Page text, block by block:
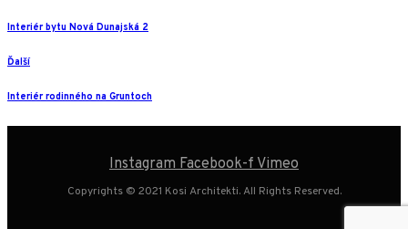
Interiér bytu Nová Dunajská 2
Ďalší
Interiér rodinného na Gruntoch
Instagram Facebook-f Vimeo
Copyrights © 2021 Kosi Architekti. All Rights Reserved.